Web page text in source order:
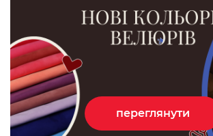
переглянути
-10% на MASTROTTO